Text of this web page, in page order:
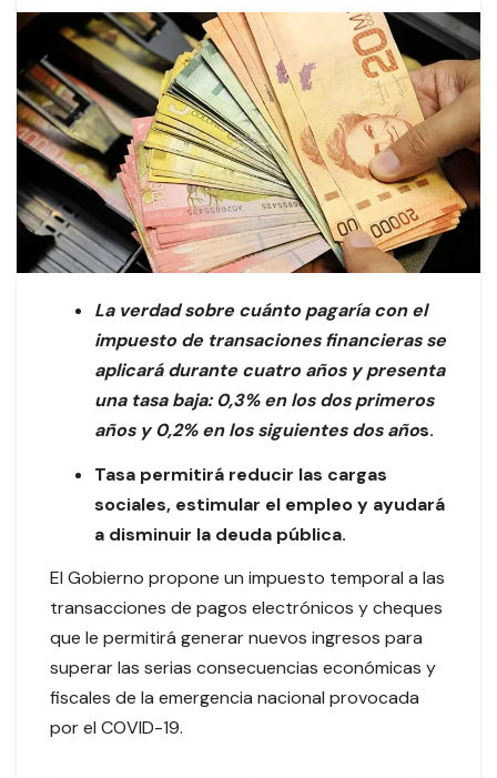
La verdad sobre cuánto pagaría con el
impuesto de transaciones financieras se
aplicará durante cuatro años y presenta
una tasa baja: 0,3% en los dos primeros
años y 0,2% en los siguientes dos años.
Tasa permitirá reducir las cargas
sociales, estimular el empleo y ayudará
a disminuir la deuda pública.
El Gobierno propone un impuesto temporal a las
transacciones de pagos electrónicos y cheques
que le permitirá generar nuevos ingresos para
superar las serias consecuencias económicas y
fiscales de la emergencia nacional provocada
por el COVID-19.